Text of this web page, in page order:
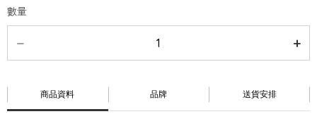
數量
商品資料 品牌 送貨安排